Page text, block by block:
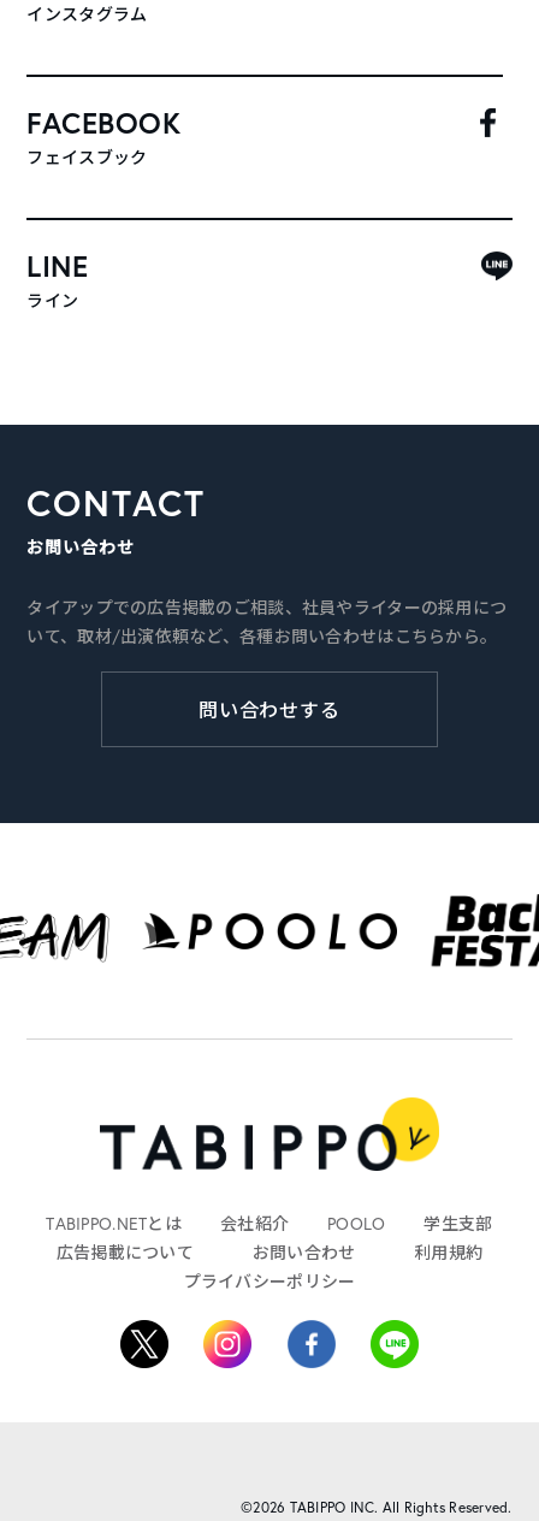
インスタグラム
FACEBOOK
フェイスブック
LINE
ライン
CONTACT
お問い合わせ
タイアップでの広告掲載のご相談、社員やライターの採用につ
いて、取材/出演依頼など、各種お問い合わせはこちらから。
問い合わせする
TABIPPO.NETとは 会社紹介 POOLO
学生支部
広告掲載について
お問い合わせ
利用規約
プライバシーポリシー
©2026 TABIPPO INC. All Rights Reserved.